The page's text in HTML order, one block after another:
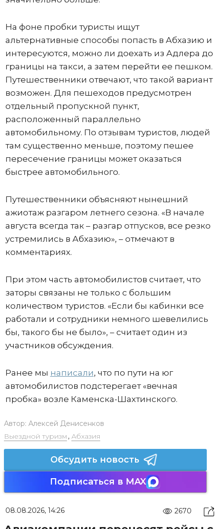
На фоне пробки туристы ищут
альтернативные способы попасть в Абхазию и
интересуются, можно ли доехать из Адлера до
границы на такси, а затем перейти ее пешком.
Путешественники отвечают, что такой вариант
возможен. Для пешеходов предусмотрен
отдельный пропускной пункт,
расположенный параллельно
автомобильному. По отзывам туристов, людей
там существенно меньше, поэтому пешее
пересечение границы может оказаться
быстрее автомобильного.
Путешественники объясняют нынешний
ажиотаж разгаром летнего сезона. «В начале
августа всегда так – разгар отпусков, все резко
устремились в Абхазию», – отмечают в
комментариях.
При этом часть автомобилистов считает, что
заторы связаны не только с большим
количеством туристов. «Если бы кабинки все
работали и сотрудники немного шевелились
бы, такого бы не было», – считает один из
участников обсуждения.
Ранее мы написали, что по пути на юг
автомобилистов подстерегает «вечная
пробка» возле Каменска-Шахтинского.
Автор: Алексей Денисенков
Выездной туризм , Абхазия
Обсудить новость
Подписаться в MAX
08.08.2026, 14:26 2670